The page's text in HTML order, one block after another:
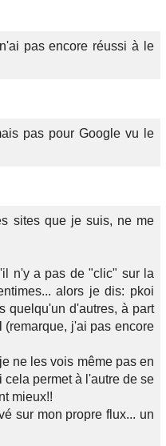
pas encore réussi à le
pas pour Google vu le
sites que je suis, ne me
n'y a pas de "clic" sur la
alors je dis: pkoi
quelqu'un d'autres, à part
j'ai pas encore
ne les vois même pas en
permet à l'autre de se
mieux!!
sur mon propre flux... un